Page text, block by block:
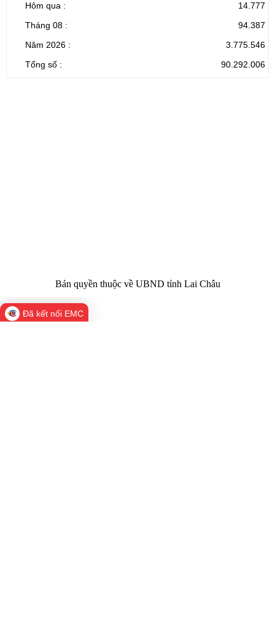
Hôm qua :
14.777
Tháng 08 :
94.387
Năm 2026 :
3.775.546
Tổng số :
90.292.006
Bản quyền thuộc về UBND tỉnh Lai Châu
Đã kết nối EMC